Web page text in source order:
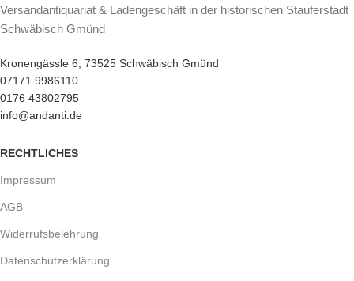
Versandantiquariat & Ladengeschäft in der historischen Stauferstadt
Schwäbisch Gmünd
Kronengässle 6, 73525 Schwäbisch Gmünd
07171 9986110
0176 43802795
info@andanti.de
RECHTLICHES
Impressum
AGB
Widerrufsbelehrung
Datenschutzerklärung